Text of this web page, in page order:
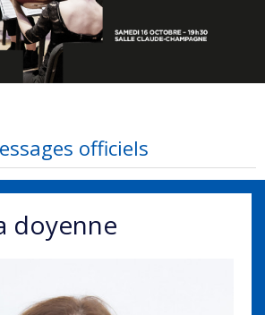
officiels
doyenne